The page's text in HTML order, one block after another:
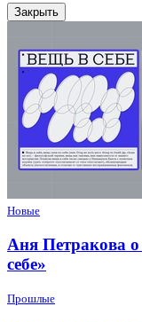
Закрыть
Новые
Аня Петракова о
себе»
Прошлые